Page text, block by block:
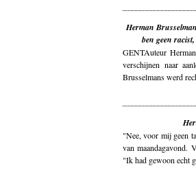
Herman
ben geen
GENTAuteur
verschijnen naar
Brusselmans werd
"Nee, voor mij geen
van maandagavond.
"Ik had gewoon echt